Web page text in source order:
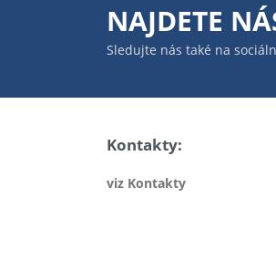
NAJDETE
Sledujte nás také na
Kontakty:
viz Kontakty